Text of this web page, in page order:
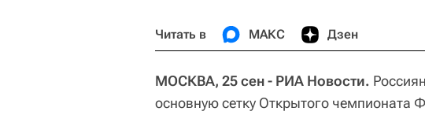
Читать в МАКС Дзен
МОСКВА, 25 сен - РИА Новости.
основную сетку Открытого чемпионата